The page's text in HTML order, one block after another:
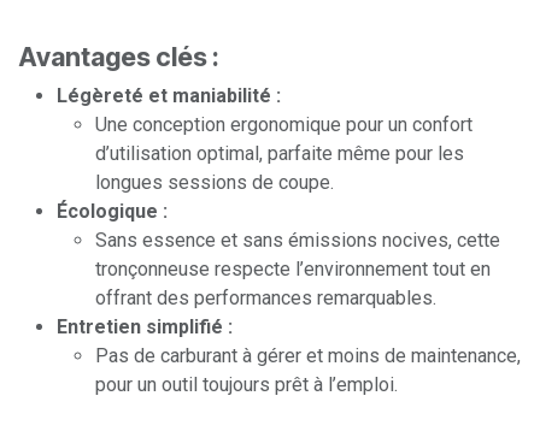
Avantages clés :
Légèreté et maniabilité :
Une conception ergonomique pour un confort
d’utilisation optimal, parfaite même pour les
longues sessions de coupe.
Écologique :
Sans essence et sans émissions nocives, cette
tronçonneuse respecte l’environnement tout en
offrant des performances remarquables.
Entretien simplifié :
Pas de carburant à gérer et moins de maintenance,
pour un outil toujours prêt à l’emploi.